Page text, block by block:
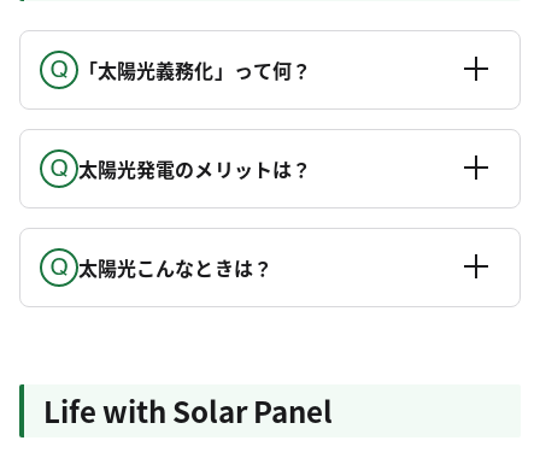
「太陽光義務化」って何？
太陽光発電のメリットは？
太陽光こんなときは？
Life with Solar Panel